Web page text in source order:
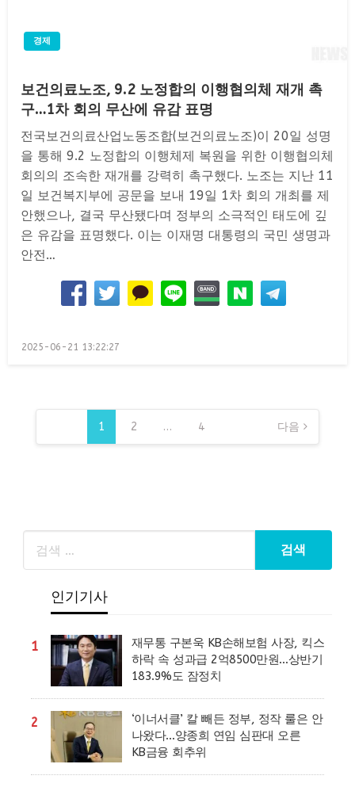
경제
보건의료노조, 9.2 노정합의 이행협의체 재개 촉
구…1차 회의 무산에 유감 표명
전국보건의료산업노동조합(보건의료노조)이 20일 성명
을 통해 9.2 노정합의 이행체제 복원을 위한 이행협의체
회의의 조속한 재개를 강력히 촉구했다. 노조는 지난 11
일 보건복지부에 공문을 보내 19일 1차 회의 개최를 제
안했으나, 결국 무산됐다며 정부의 소극적인 태도에 깊
은 유감을 표명했다. 이는 이재명 대통령의 국민 생명과
안전…
Posted
2025-06-21 13:22:27
글
이
1 2 … 4 다음
인기기사
1
재무통 구본욱 KB손해보험 사장, 킥스
하락 속 성과급 2억8500만원…상반기
183.9%도 잠정치
2
‘이너서클’ 칼 빼든 정부, 정작 룰은 안
나왔다…양종희 연임 심판대 오른
KB금융 회추위